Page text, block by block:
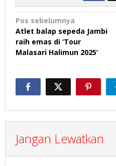
Navigasi
pos
Pos sebelumnya
Atlet balap sepeda Jambi
raih emas di ‘Tour
Malasari Halimun 2025’
Jangan Lewatkan